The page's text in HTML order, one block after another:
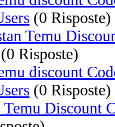
(0 Risposte)
Temu
(0 Risposte)
discount
(0 Risposte)
Temu Discount